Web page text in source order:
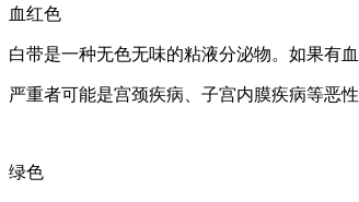
血红色
白带是一种无色无味的粘液分泌物。如果有
严重者可能是宫颈疾病、子宫内膜疾病等恶
绿色